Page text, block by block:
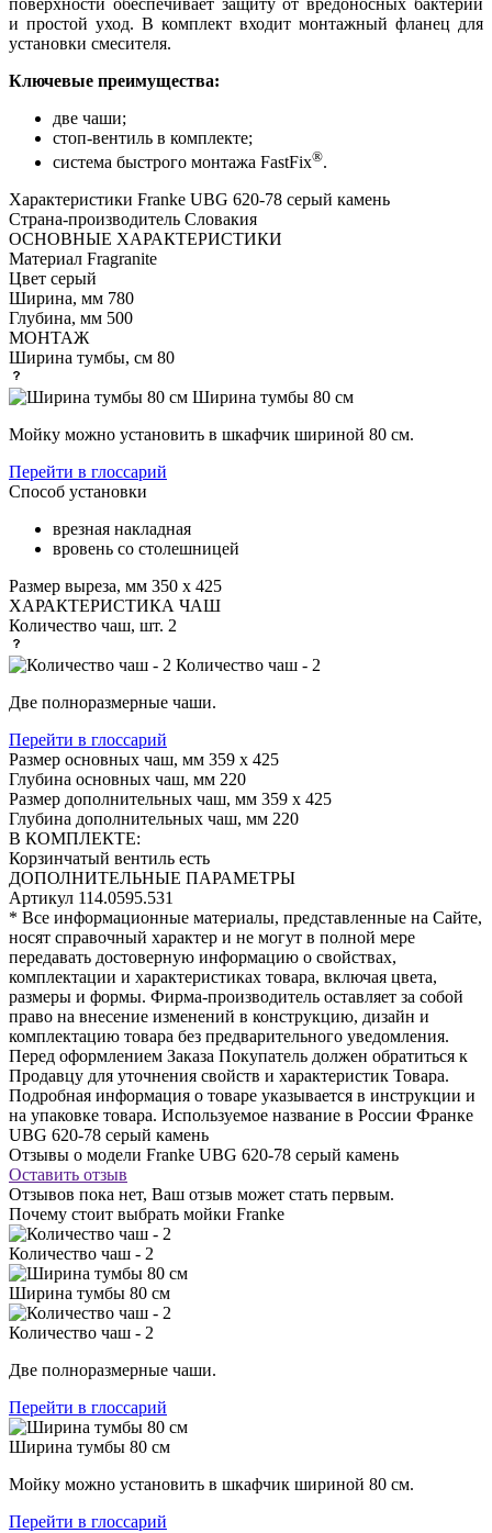
и простой уход. В комплект входит монтажный фланец для
установки смесителя.
Ключевые преимущества:
две чаши;
стоп-вентиль в комплекте;
система быстрого монтажа FastFix®.
Характеристики Franke UBG 620-78 серый камень
Страна-производитель Словакия
ОСНОВНЫЕ ХАРАКТЕРИСТИКИ
Материал Fragranite
Цвет серый
Ширина, мм 780
Глубина, мм 500
МОНТАЖ
Ширина тумбы, см 80
Ширина тумбы 80 см
Мойку можно установить в шкафчик шириной 80 см.
Перейти в глоссарий
Способ установки
врезная накладная
вровень со столешницей
Размер выреза, мм 350 х 425
ХАРАКТЕРИСТИКА ЧАШ
Количество чаш, шт. 2
Количество чаш - 2
Две полноразмерные чаши.
Перейти в глоссарий
Размер основных чаш, мм 359 х 425
Глубина основных чаш, мм 220
Размер дополнительных чаш, мм 359 х 425
Глубина дополнительных чаш, мм 220
В КОМПЛЕКТЕ:
Корзинчатый вентиль есть
ДОПОЛНИТЕЛЬНЫЕ ПАРАМЕТРЫ
Артикул 114.0595.531
* Все информационные материалы, представленные на Сайте,
носят справочный характер и не могут в полной мере
передавать достоверную информацию о свойствах,
комплектации и характеристиках товара, включая цвета,
размеры и формы. Фирма-производитель оставляет за собой
право на внесение изменений в конструкцию, дизайн и
комплектацию товара без предварительного уведомления.
Перед оформлением Заказа Покупатель должен обратиться к
Продавцу для уточнения свойств и характеристик Товара.
Подробная информация о товаре указывается в инструкции и
на упаковке товара. Используемое название в России Франке
UBG 620-78 серый камень
Отзывы о модели Franke UBG 620-78 серый камень
Оставить отзыв
Отзывов пока нет, Ваш отзыв может стать первым.
Почему стоит выбрать мойки Franke
Количество чаш - 2
Ширина тумбы 80 см
Количество чаш - 2
Две полноразмерные чаши.
Перейти в глоссарий
Ширина тумбы 80 см
Мойку можно установить в шкафчик шириной 80 см.
Перейти в глоссарий